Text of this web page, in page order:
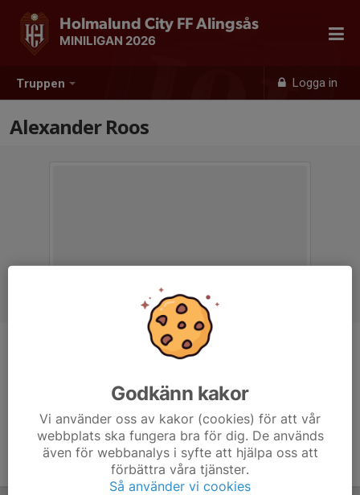
Truppen Logga in
Holmalund City FF Alingsås
MINILIGAN 2026
Alexander Roos
Tränare
Godkänn kakor
Vi använder oss av kakor (cookies) för att vår
webbplats ska fungera bra för dig. De används
även för webbanalys i syfte att hjälpa oss att
förbättra våra tjänster.
Så använder vi cookies